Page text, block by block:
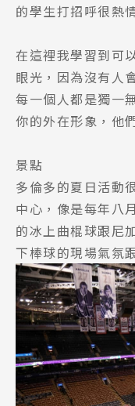
的學生打招呼很熱
在這裡我學習到可
眼光，因為沒有人
每一個人都是獨一
你的外在形象，他
景點
多倫多的夏日活動
中心，像是每年八
的冰上曲棍球跟尼
下棒球的現場氣氛